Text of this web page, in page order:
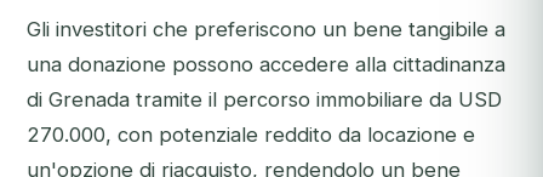
Gli investitori che preferiscono un bene tangibile a
una donazione possono accedere alla cittadinanza
di Grenada tramite il percorso immobiliare da USD
270.000, con potenziale reddito da locazione e
un'opzione di riacquisto, rendendolo un bene